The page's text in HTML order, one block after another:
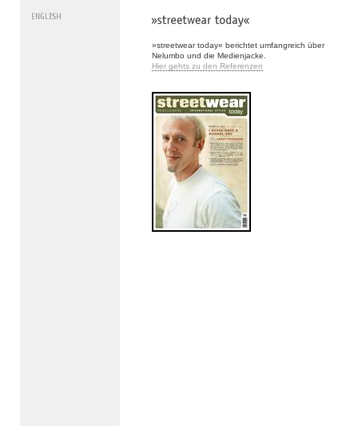
»streetwear today« berichtet umfangreich über
Nelumbo und die Medienjacke.
Hier gehts zu den Referenzen